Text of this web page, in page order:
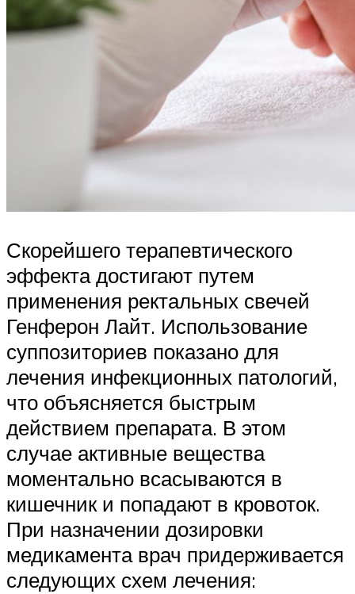
Скорейшего терапевтического
эффекта достигают путем
применения ректальных свечей
Генферон Лайт. Использование
суппозиториев показано для
лечения инфекционных патологий,
что объясняется быстрым
действием препарата. В этом
случае активные вещества
моментально всасываются в
кишечник и попадают в кровоток.
При назначении дозировки
медикамента врач придерживается
следующих схем лечения: